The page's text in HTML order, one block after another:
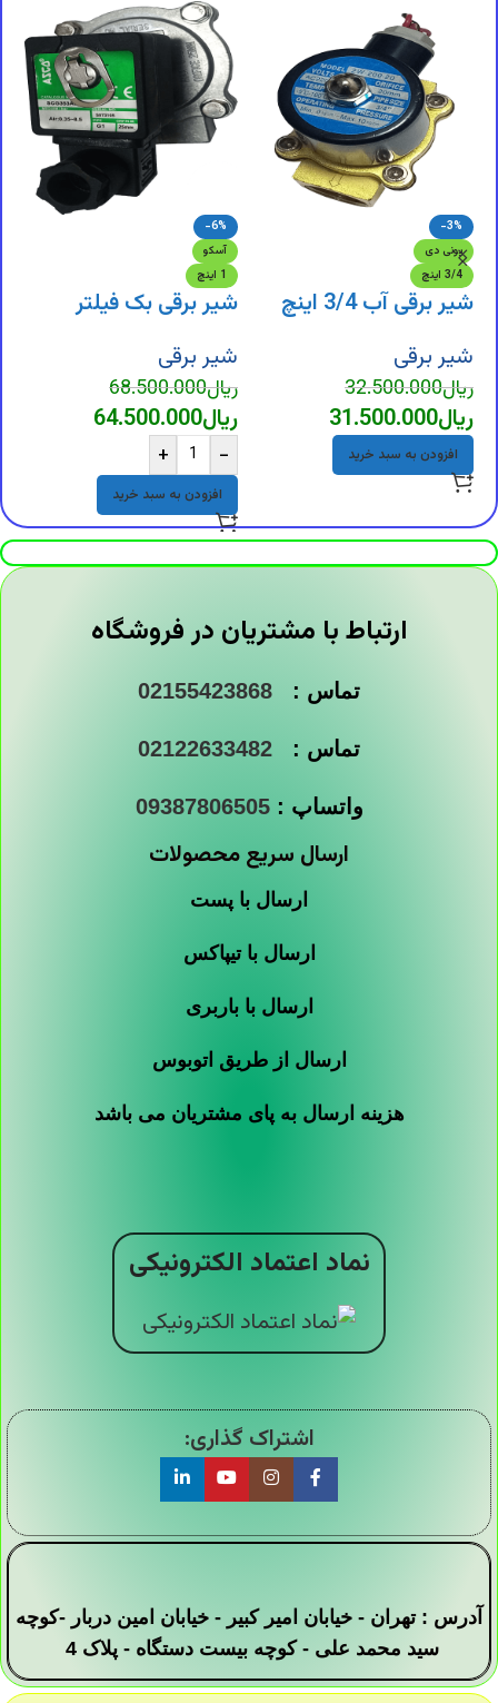
-3%
یونی دی
3/4 اینچ
شیر برقی آب 3/4 اینچ
شیر برقی
ریال32.500.000
ریال31.500.000
افزودن به سبد خرید
-6%
آسکو
1 اینچ
شیر برقی بک فیلتر
شیر برقی
ریال68.500.000
ریال64.500.000
-
+
افزودن به سبد خرید
ارتباط با مشتریان در فروشگاه
تماس : 02155423868
تماس : 02122633482
واتساپ :09387806505
ارسال سریع محصولات
ارسال با پست
ارسال با تیپاکس
ارسال با باربری
ارسال از طریق اتوبوس
هزینه ارسال به پای مشتریان می باشد
نماد اعتماد الکترونیکی
اشتراک گذاری:
آدرس : تهران - خیابان امیر کبیر - خیابان امین دربار -کوچه
سید محمد علی - کوچه بیست دستگاه - پلاک 4